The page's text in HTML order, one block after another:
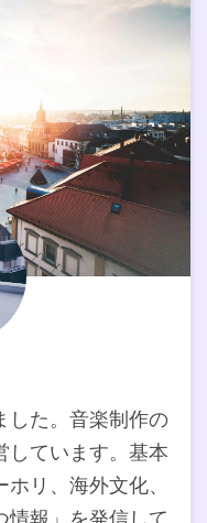
した。音楽制作の
しています。基本
リ、海外文化、
情報」を発信して